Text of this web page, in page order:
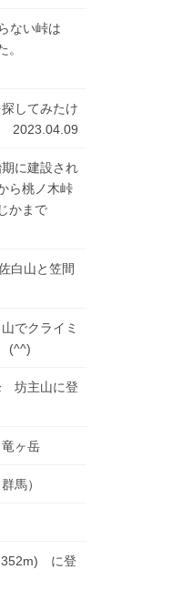
ない峠は
。
してみたけ
に建設され
ら桃ノ木峠
かまで
白山と笠間
でクライミ
(^^)
坊主山に登
ヶ岳
馬）
に登